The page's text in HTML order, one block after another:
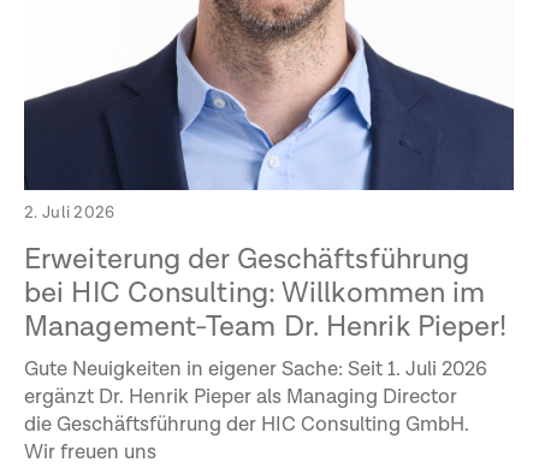
2. Juli 2026
Erweiterung der Geschäftsführung
bei HIC Consulting: Willkommen im
Management-Team Dr. Henrik Pieper!
Gute Neuigkeiten in eigener Sache: Seit 1. Juli 2026
ergänzt Dr. Henrik Pieper als Managing Director
die Geschäftsführung der HIC Consulting GmbH.
Wir freuen uns